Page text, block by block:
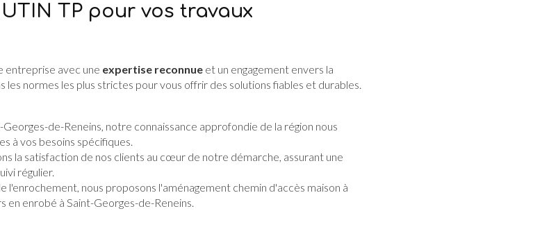
TP pour vos travaux
entreprise avec une expertise reconnue et un engagement envers la
les normes les plus strictes pour vous offrir des solutions fiables et durables.
Georges-de-Reneins, notre connaissance approfondie de la région nous
à vos besoins spécifiques.
la satisfaction de nos clients au cœur de notre démarche, assurant une
régulier.
l'enrochement, nous proposons l'aménagement chemin d'accès maison à
en enrobé à Saint-Georges-de-Reneins.